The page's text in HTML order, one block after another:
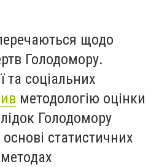
щодо
Голодомору.
та соціальних
методологію оцінки
Голодомору
статистичних